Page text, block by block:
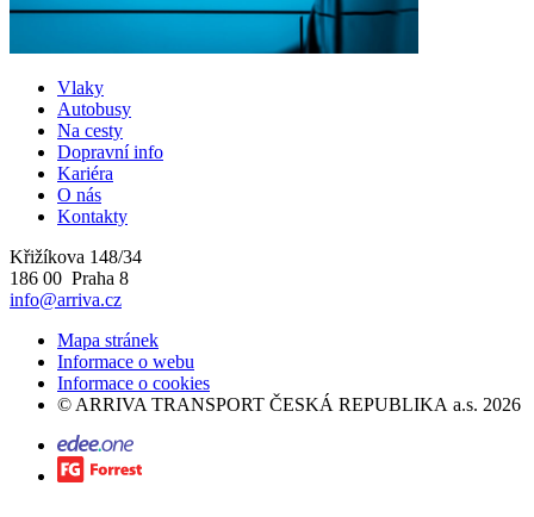
Vlaky
Autobusy
Na cesty
Dopravní info
Kariéra
O nás
Kontakty
Křižíkova 148/34
186 00 Praha 8
info@arriva.cz
Mapa stránek
Informace o webu
Informace o cookies
© ARRIVA TRANSPORT ČESKÁ REPUBLIKA a.s. 2026